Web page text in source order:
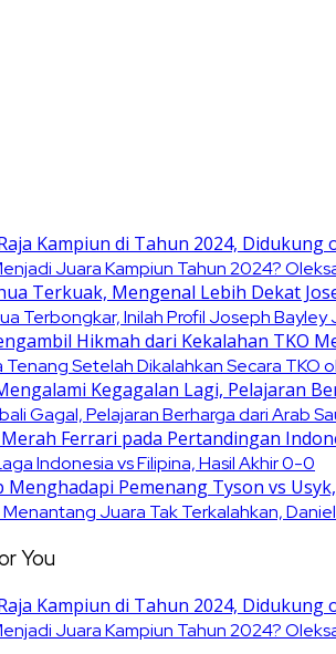
Juara Kampiun Tahun 2024?
Terbongkar, Inilah Profil Joseph
Tenang Setelah Dikalahkan Secara TKO
Gagal, Pelajaran Berharga dari Arab
Indonesia vs Filipina, Hasil Akhir 0-0
Juara Tak Terkalahkan,
You
Juara Kampiun Tahun 2024?